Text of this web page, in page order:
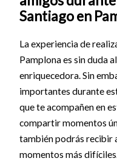
Santiago en
La experiencia de
Pamplona es sin duda
enriquecedora. Sin
importantes durante
que te acompañen en
compartir momentos
también podrás recibir
momentos más difíciles.